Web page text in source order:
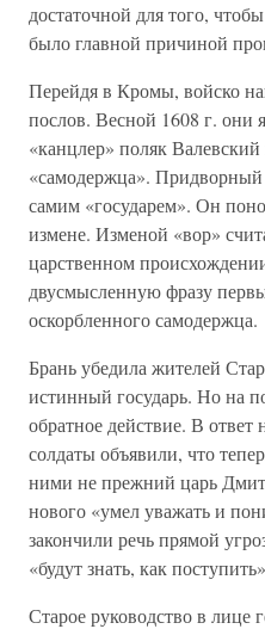
достаточной для того,
было главной причиной
Перейдя в Кромы, войско
послов. Весной 1608 г. они
«канцлер» поляк
«самодержца».
самим «государем». Он
измене. Изменой «вор»
царственном
двусмысленную фразу
оскорбленного самодержца.
Брань убедила жителей
истинный государь. Но на
обратное действие. В
солдаты объявили, что
ними не прежний царь
нового «умел уважать и
закончили речь прямой
«будут знать, как
Старое руководство в лице